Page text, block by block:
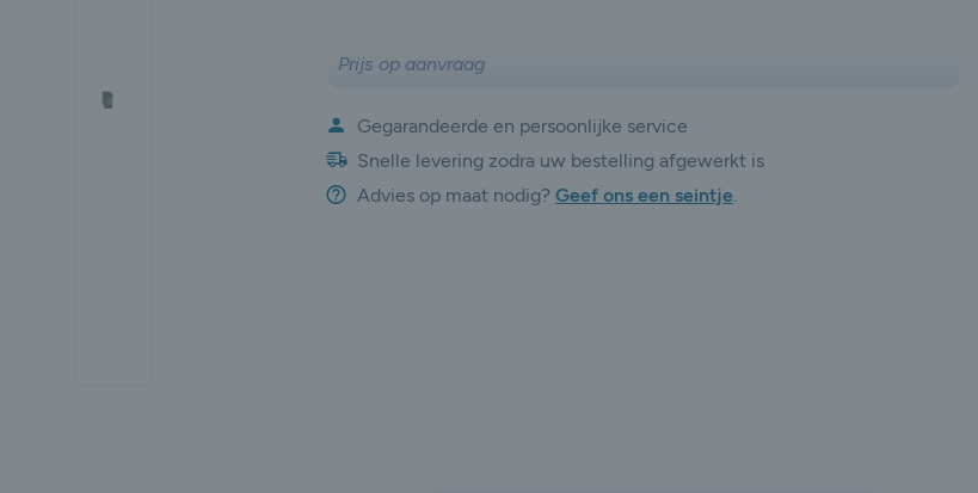
Prijs op aanvraag
Gegarandeerde en persoonlijke service
Snelle levering zodra uw bestelling afgewerkt is
Advies op maat nodig? Geef ons een seintje.